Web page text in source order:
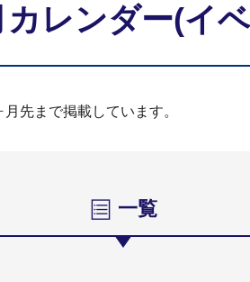
カレンダー(イ
先まで掲載しています。
一覧